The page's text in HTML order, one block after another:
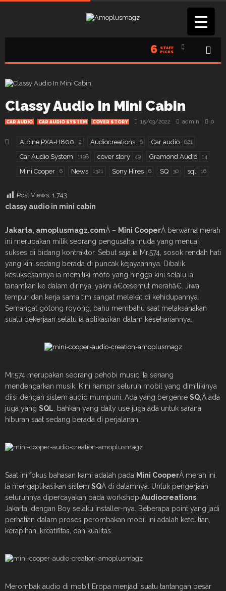
6 STAFF
PICKS
Classy Audio In Mini Cabin
CAR AUDIO CAR AUDIO SYSTEM COVER STORY 15/03/2022 admin 0
Alpine PXA-H800 2 Audiocreations 6 Car audio 621
Car Audio System 1198 cover story 49 Gramond Audio 14
Mini Cooper 6 News 1321 Sony Hires 6 SQ 30 sql 16
Post Views: 1,743
classy audio in mini cabin
Jakarta, amoplusmagz.comÂ – Mini CooperÂ berwarna merah
ini merupakan milik seorang pengusaha muda yang menuai
sukses di bidang kontraktor. Sebut saja ia Mr.574, sosok rendah hati
yang kini sedang berada di puncak kejayaannya. Dibalik
kesuksesannya ia memiliki moto yang hingga kini selalu ia
tanamkan ke dalam dirinya, yakni â€œsemut merahâ€. Jiwa
tempur dan kerja sama tim sangat melekat di kehidupannya.
Semangat gotong royong, bahu membahu saat melaksanakan
suatu pekerjaan selalu ia aplikasikan dalam kesehariannya.
Mr.574 merupakan seorang pehobi music. Ia senang
mendengarkan musik. Kini hampir seluruh mobil yang dimilikinya
diisi dengan sistem audio mumpuni. Ada yang bergenre SQ,Â ada
juga yang SQL , bahkan yang daily use juga ada untuk sarana
hiburan saat sedang berada di perjalanan.
Saat ini fokus bahasan kami adalah pada Mini CooperÂ merah ini.
Ia mengaplikasikan sistem SQÂ di dalamnya. Untuk pengerjaan
seluruhnya dipercayakan pada workshop Audiocreations
Jakarta, dengan Boy selaku installer-nya. Beberapa point yang jadi
perhatian dalam proses perombakan mobil ini adalah ketelitian,
kerapihan, kreatifitas, dan kualitas.
Merombak audio di mobil Eropa menjadi suatu tantangan besar